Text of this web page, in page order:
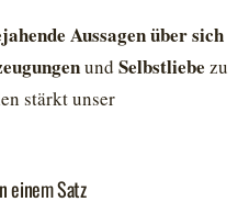
Aussagen über sich
und Selbstliebe zu
stärkt unser
einem Satz